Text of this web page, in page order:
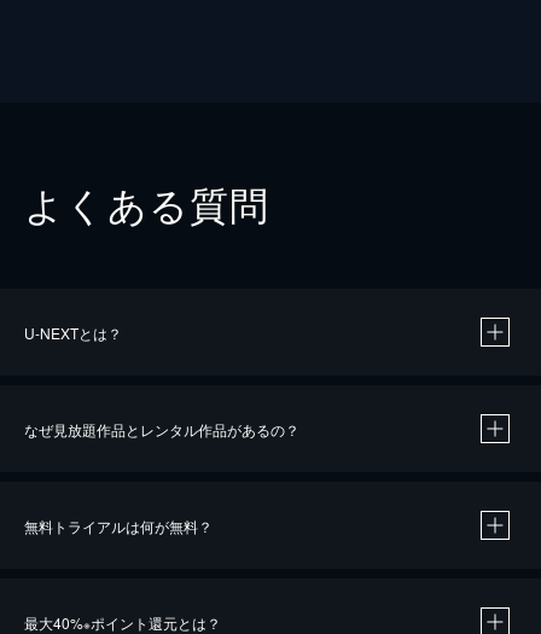
よくある質問
U-NEXTとは？
なぜ見放題作品とレンタル作品があるの？
無料トライアルは何が無料？
最大40%※ポイント還元とは？